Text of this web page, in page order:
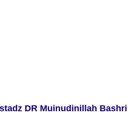
DR Muinudinillah Bashri